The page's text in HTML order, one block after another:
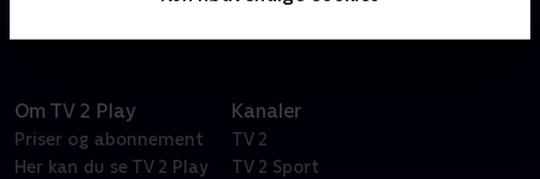
Om TV 2 Play
Priser og abonnement
Her kan du se TV 2 Play
Kanaler
TV 2
TV 2 Sport